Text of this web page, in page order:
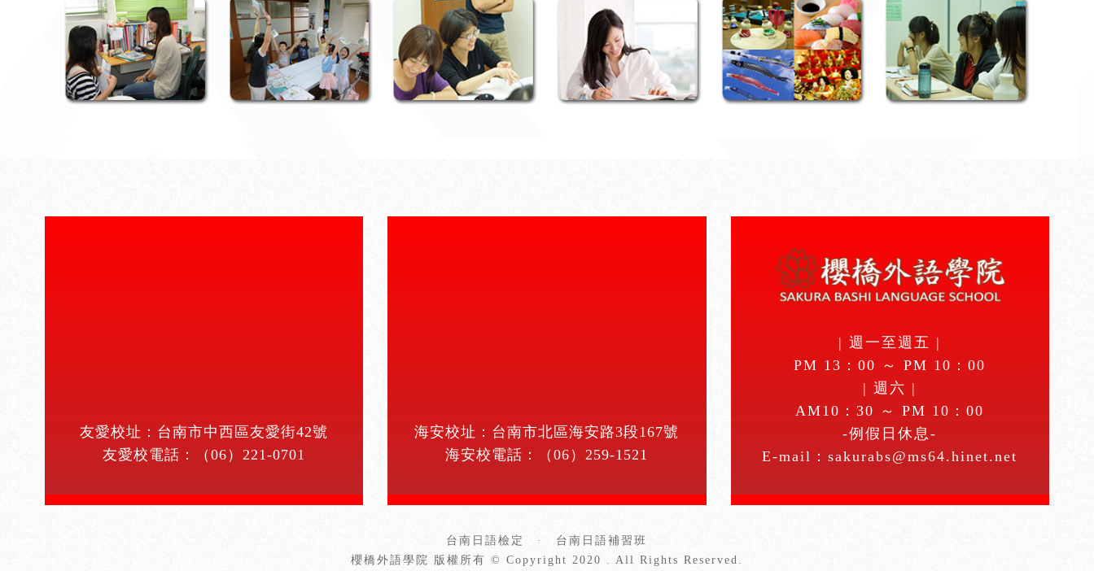
友愛校址：台南市中西區友愛街42號
友愛校電話：
（06）221-0701
海安校址：台南市北區海安路3段167號
海安校電話：
（06）259-1521
| 週一至週五 |
PM 13：00 ～ PM 10：00
| 週六 |
AM10：30 ～ PM 10：00
-例假日休息-
E-mail：sakurabs@ms64.hinet.net
台南日語檢定 · 台南日語補習班
櫻橋外語學院 版權所有 © Copyright 2020 . All Rights Reserved.